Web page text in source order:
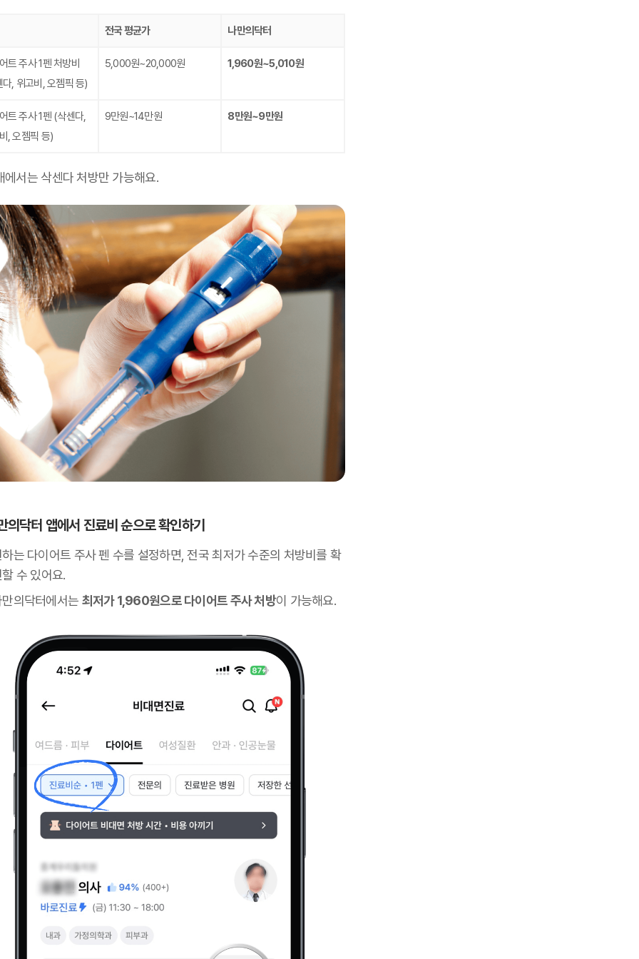
전국 평균가 나만의닥터
트 주사 1펜 처방비
, 위고비, 오젬픽 등)
5,000원~20,000원 1,960원~5,010원
트 주사 1펜 (삭센다,
, 오젬픽 등)
9만원~14만원 8만원~9만원
에서는 삭센다 처방만 가능해요.
의닥터 앱에서 진료비 순으로 확인하기
는 다이어트 주사 펜 수를 설정하면, 전국 최저가 수준의 처방비를 확
수 있어요.
의닥터에서는 최저가 1,960원으로 다이어트 주사 처방이 가능해요.